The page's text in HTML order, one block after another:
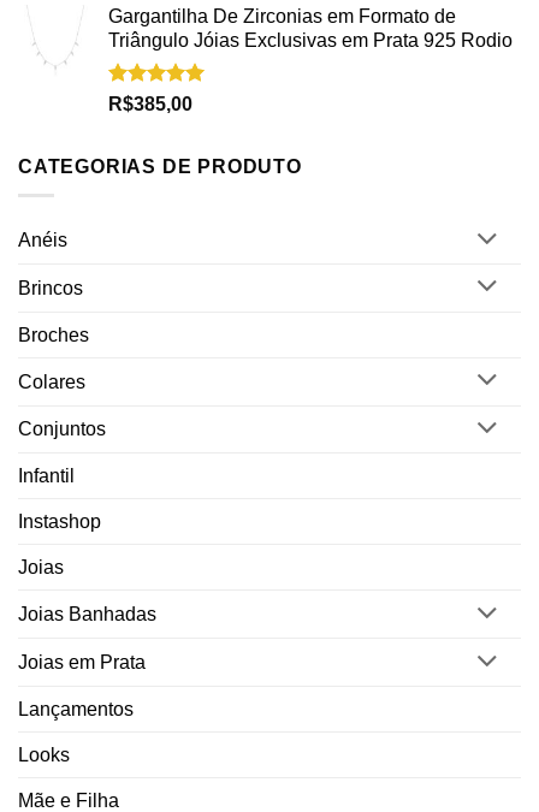
Gargantilha De Zirconias em Formato de
Triângulo Jóias Exclusivas em Prata 925 Rodio
Avaliação
5.00
de 5
R$385,00
CATEGORIAS DE PRODUTO
Anéis
Brincos
Broches
Colares
Conjuntos
Infantil
Instashop
Joias
Joias Banhadas
Joias em Prata
Lançamentos
Looks
Mãe e Filha